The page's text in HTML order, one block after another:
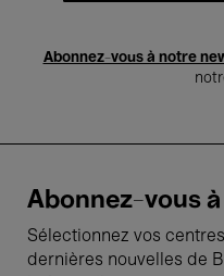
Abonnez-vous à notre
Abonnez-vous
Sélectionnez vos
dernières nouvelles de